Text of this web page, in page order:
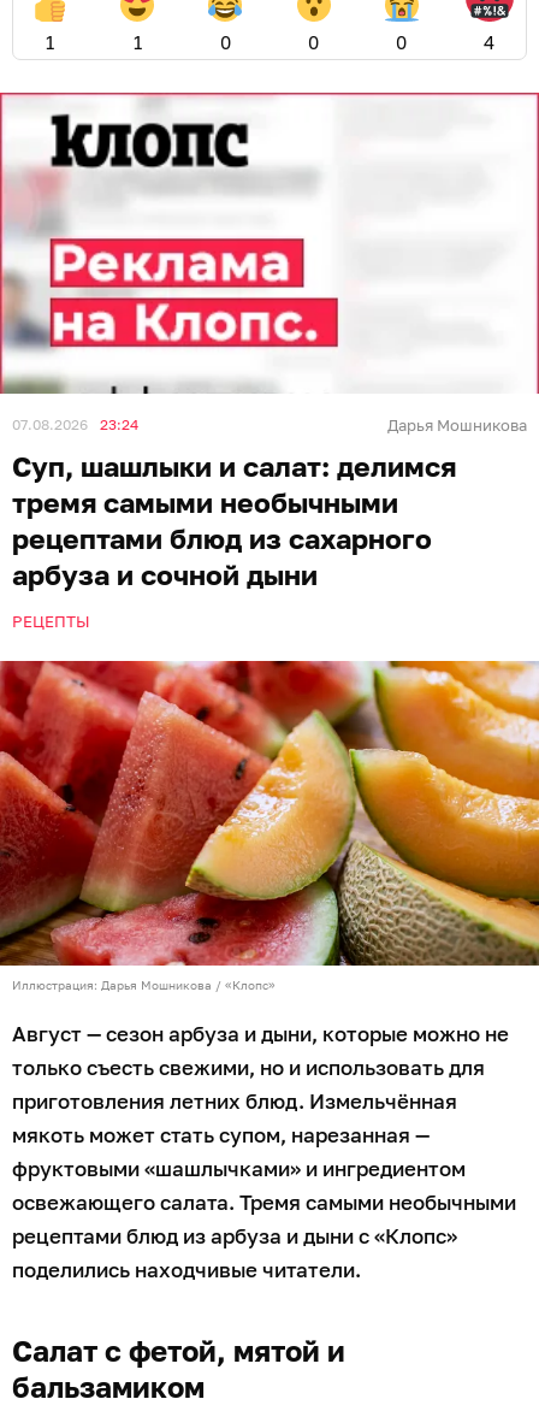
1 1 0 0 0 4
07.08.2026 23:24 Дарья Мошникова
Суп, шашлыки и салат: делимся
тремя самыми необычными
рецептами блюд из сахарного
арбуза и сочной дыни
РЕЦЕПТЫ
Иллюстрация: Дарья Мошникова / «Клопс»
Август — сезон арбуза и дыни, которые можно не
только съесть свежими, но и использовать для
приготовления летних блюд. Измельчённая
мякоть может стать супом, нарезанная —
фруктовыми «шашлычками» и ингредиентом
освежающего салата. Тремя самыми необычными
рецептами блюд из арбуза и дыни с «Клопс»
поделились находчивые читатели.
Салат с фетой, мятой и
бальзамиком